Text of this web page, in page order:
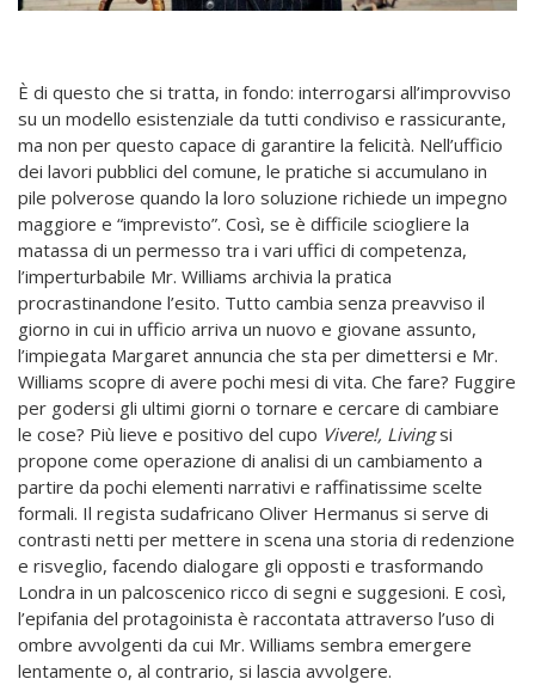
È di questo che si tratta, in fondo: interrogarsi all’improvviso
su un modello esistenziale da tutti condiviso e rassicurante,
ma non per questo capace di garantire la felicità. Nell’ufficio
dei lavori pubblici del comune, le pratiche si accumulano in
pile polverose quando la loro soluzione richiede un impegno
maggiore e “imprevisto”. Così, se è difficile sciogliere la
matassa di un permesso tra i vari uffici di competenza,
l’imperturbabile Mr. Williams archivia la pratica
procrastinandone l’esito. Tutto cambia senza preavviso il
giorno in cui in ufficio arriva un nuovo e giovane assunto,
l’impiegata Margaret annuncia che sta per dimettersi e Mr.
Williams scopre di avere pochi mesi di vita. Che fare? Fuggire
per godersi gli ultimi giorni o tornare e cercare di cambiare
le cose? Più lieve e positivo del cupo Vivere!, Livingsi
propone come operazione di analisi di un cambiamento a
partire da pochi elementi narrativi e raffinatissime scelte
formali. Il regista sudafricano Oliver Hermanus si serve di
contrasti netti per mettere in scena una storia di redenzione
e risveglio, facendo dialogare gli opposti e trasformando
Londra in un palcoscenico ricco di segni e suggesioni. E così,
l’epifania del protagoinista è raccontata attraverso l’uso di
ombre avvolgenti da cui Mr. Williams sembra emergere
lentamente o, al contrario, si lascia avvolgere.